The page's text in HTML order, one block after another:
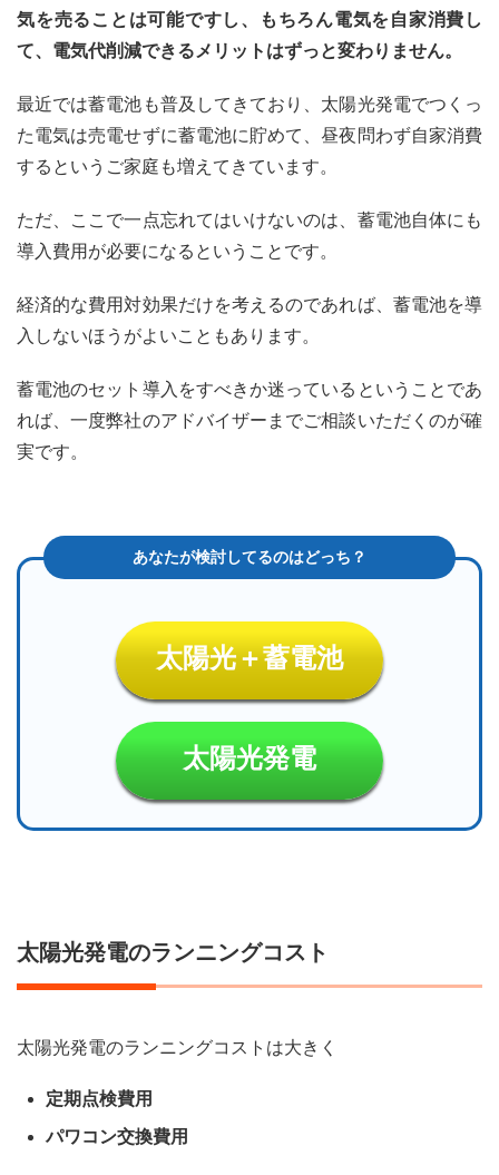
気を売ることは可能ですし、もちろん電気を自家消費し
て、電気代削減できるメリットはずっと変わりません。
最近では蓄電池も普及してきており、太陽光発電でつくっ
た電気は売電せずに蓄電池に貯めて、昼夜問わず自家消費
するというご家庭も増えてきています。
ただ、ここで一点忘れてはいけないのは、蓄電池自体にも
導入費用が必要になるということです。
経済的な費用対効果だけを考えるのであれば、蓄電池を導
入しないほうがよいこともあります。
蓄電池のセット導入をすべきか迷っているということであ
れば、一度弊社のアドバイザーまでご相談いただくのが確
実です。
太陽光＋蓄電池
太陽光発電
太陽光発電のランニングコスト
太陽光発電のランニングコストは大きく
定期点検費用
パワコン交換費用